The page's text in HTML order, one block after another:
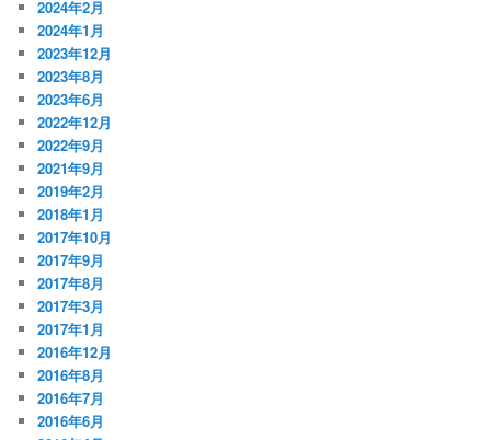
2024年2月
2024年1月
2023年12月
2023年8月
2023年6月
2022年12月
2022年9月
2021年9月
2019年2月
2018年1月
2017年10月
2017年9月
2017年8月
2017年3月
2017年1月
2016年12月
2016年8月
2016年7月
2016年6月